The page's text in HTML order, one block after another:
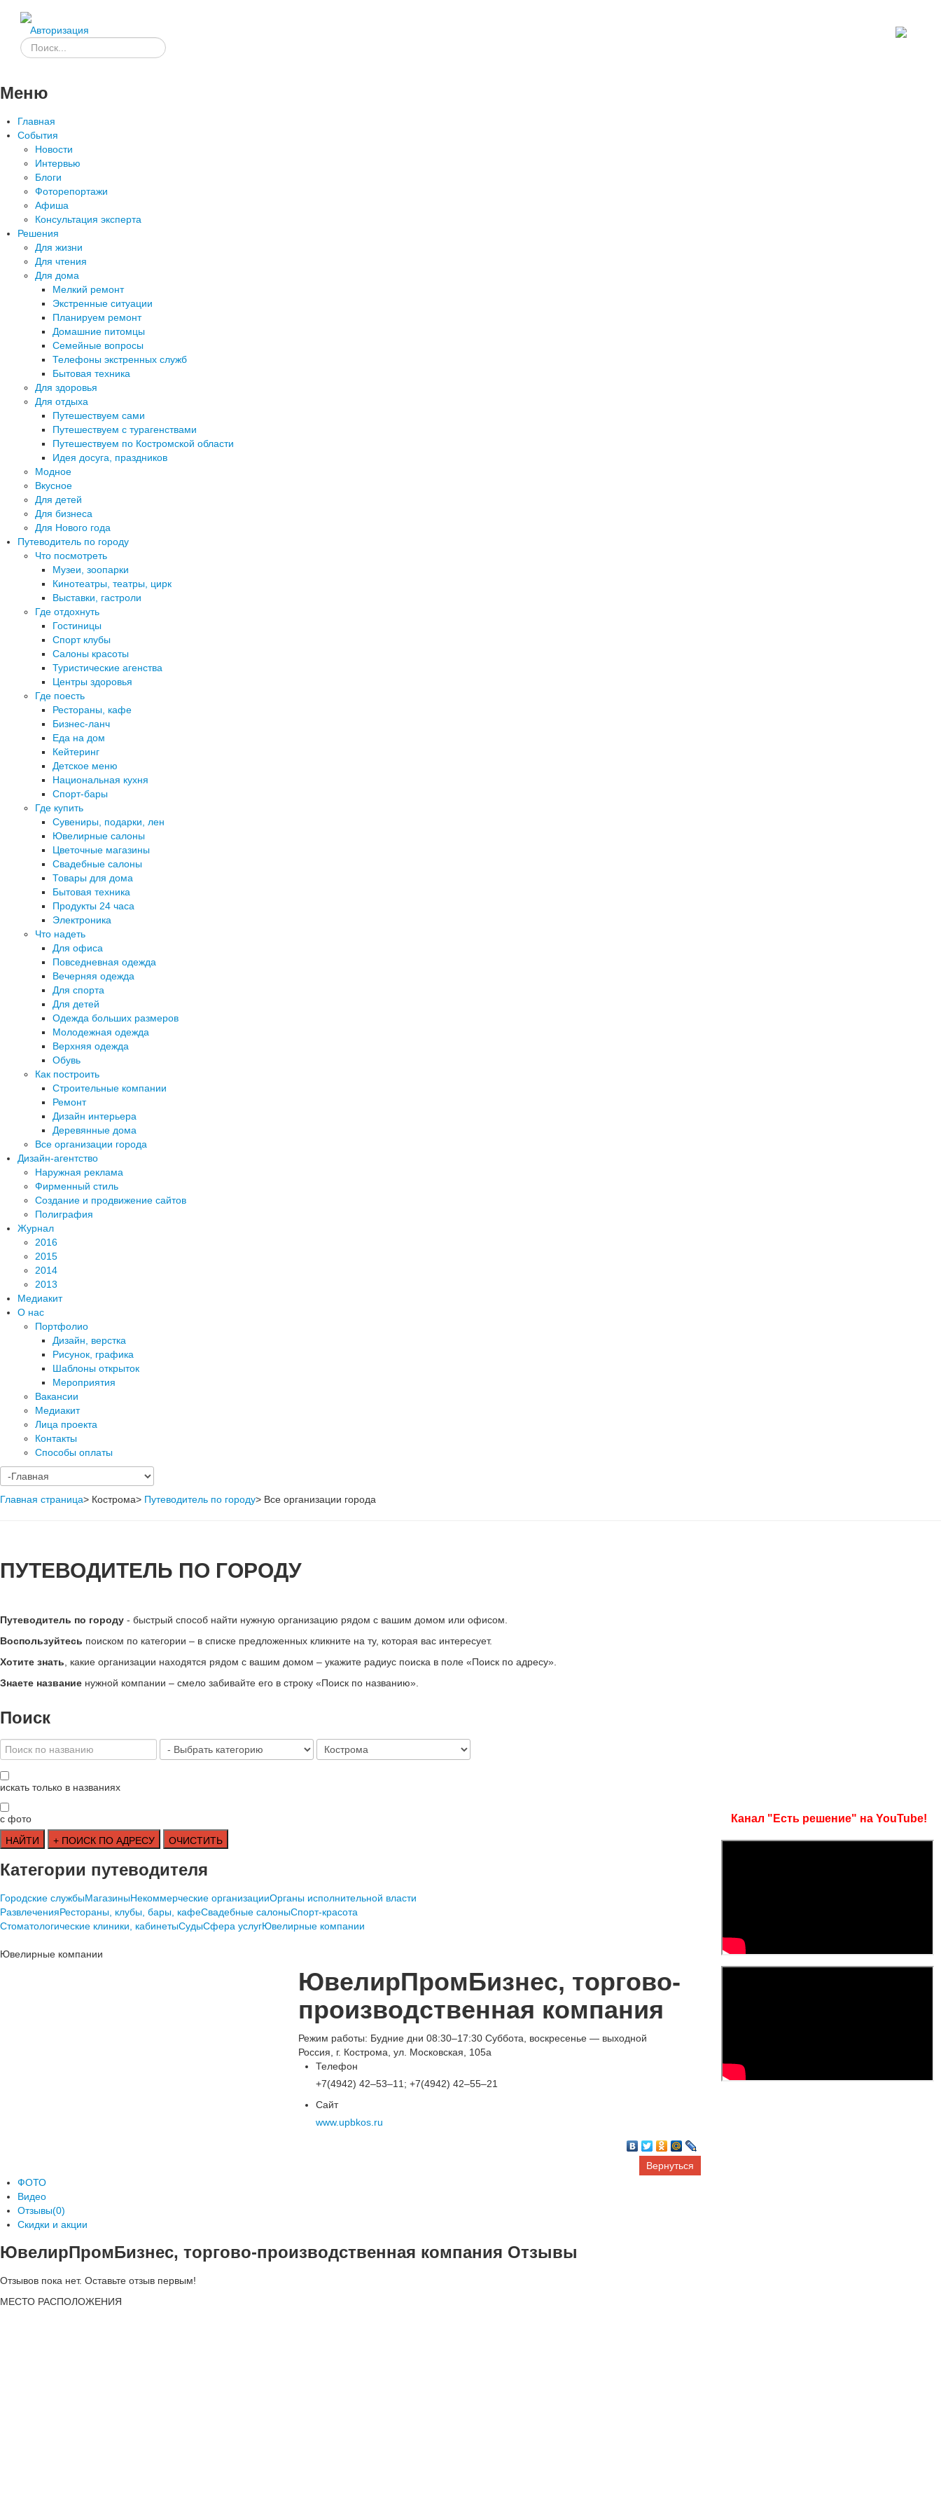
Авторизация
Меню
Главная
События
Новости
Интервью
Блоги
Фоторепортажи
Афиша
Консультация эксперта
Решения
Для жизни
Для чтения
Для дома
Мелкий ремонт
Экстренные ситуации
Планируем ремонт
Домашние питомцы
Семейные вопросы
Телефоны экстренных служб
Бытовая техника
Для здоровья
Для отдыха
Путешествуем сами
Путешествуем с турагенствами
Путешествуем по Костромской области
Идея досуга, праздников
Модное
Вкусное
Для детей
Для бизнеса
Для Нового года
Путеводитель по городу
Что посмотреть
Музеи, зоопарки
Кинотеатры, театры, цирк
Выставки, гастроли
Где отдохнуть
Гостиницы
Спорт клубы
Салоны красоты
Туристические агенства
Центры здоровья
Где поесть
Рестораны, кафе
Бизнес-ланч
Еда на дом
Кейтеринг
Детское меню
Национальная кухня
Спорт-бары
Где купить
Сувениры, подарки, лен
Ювелирные салоны
Цветочные магазины
Свадебные салоны
Товары для дома
Бытовая техника
Продукты 24 часа
Электроника
Что надеть
Для офиса
Повседневная одежда
Вечерняя одежда
Для спорта
Для детей
Одежда больших размеров
Молодежная одежда
Верхняя одежда
Обувь
Как построить
Строительные компании
Ремонт
Дизайн интерьера
Деревянные дома
Все организации города
Дизайн-агентство
Наружная реклама
Фирменный стиль
Создание и продвижение сайтов
Полиграфия
Журнал
2016
2015
2014
2013
Медиакит
О нас
Портфолио
Дизайн, верстка
Рисунок, графика
Шаблоны открыток
Мероприятия
Вакансии
Медиакит
Лица проекта
Контакты
Способы оплаты
Главная страница> Кострома> Путеводитель по городу> Все организации города
ПУТЕВОДИТЕЛЬ ПО ГОРОДУ
Путеводитель по городу - быстрый способ найти нужную организацию рядом с вашим домом или офисом.
Воспользуйтесь поиском по категории – в списке предложенных кликните на ту, которая вас интересует.
Хотите знать , какие организации находятся рядом с вашим домом – укажите радиус поиска в поле «Поиск по адресу».
Знаете название нужной компании – смело забивайте его в строку «Поиск по названию»
Поиск
искать только в названиях
с фото
Категории путеводителя
Городские службыМагазиныНекоммерческие организацииОрганы исполнительной власти
РазвлеченияРестораны, клубы, бары, кафеСвадебные салоныСпорт-красота
Стоматологические клиники, кабинетыСудыСфера услугЮвелирные компании
Ювелирные компании
ЮвелирПромБизнес, торгово-
производственная компания
Режим работы: Будние дни 08:30–17:30 Суббота, воскресенье — выходной
Россия, г. Кострома, ул. Московская, 105а
Телефон
+7(4942) 42‒53‒11; +7(4942) 42‒55‒21
Сайт
www.upbkos.ru
Вернуться
ФОТО
Видео
Отзывы(0)
Скидки и акции
ЮвелирПромБизнес, торгово-производственная компания Отзывы
Отзывов пока нет. Оставьте отзыв первым!
МЕСТО РАСПОЛОЖЕНИЯ
Канал "Есть решение" на YouTube!